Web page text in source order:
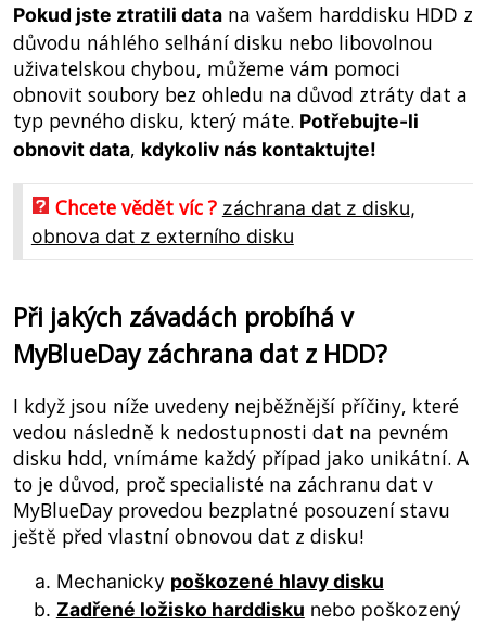
Pokud jste ztratili datana vašem harddisku HDD z
důvodu náhlého selhání disku nebo libovolnou
uživatelskou chybou, můžeme vám pomoci
obnovit soubory bez ohledu na důvod ztráty dat a
typ pevného disku, který máte. Potřebujte-li
obnovit data, kdykoliv nás kontaktujte!
Chcete vědět víc ? záchrana dat z disku,
obnova dat z externího disku
Při jakých závadách probíhá v
MyBlueDay záchrana dat z HDD?
I když jsou níže uvedeny nejběžnější příčiny, které
vedou následně k nedostupnosti dat na pevném
disku hdd, vnímáme každý případ jako unikátní. A
to je důvod, proč specialisté na záchranu dat v
MyBlueDay provedou bezplatné posouzení stavu
ještě před vlastní obnovou dat z disku!
Mechanicky poškozené hlavy disku
Zadřené ložisko harddisku nebo poškozený